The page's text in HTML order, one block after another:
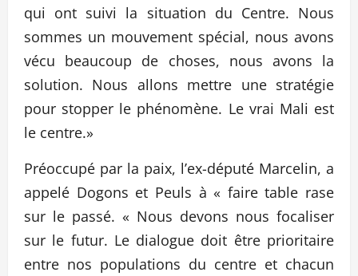
qui ont suivi la situation du Centre. Nous
sommes un mouvement spécial, nous avons
vécu beaucoup de choses, nous avons la
solution. Nous allons mettre une stratégie
pour stopper le phénomène. Le vrai Mali est
le centre.»
Préoccupé par la paix, l’ex-député Marcelin, a
appelé Dogons et Peuls à « faire table rase
sur le passé. « Nous devons nous focaliser
sur le futur. Le dialogue doit être prioritaire
entre nos populations du centre et chacun